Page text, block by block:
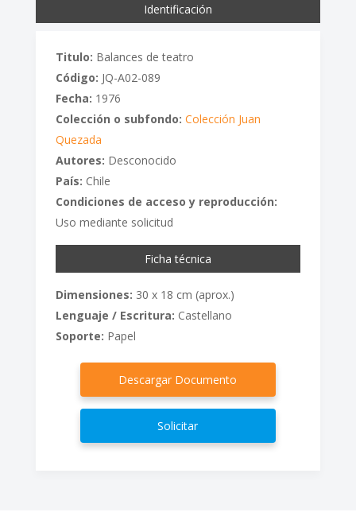
Identificación
Titulo: Balances de teatro
Código: JQ-A02-089
Fecha: 1976
Colección o subfondo: Colección Juan
Quezada
Autores: Desconocido
País: Chile
Condiciones de acceso y reproducción:
Uso mediante solicitud
Ficha técnica
Dimensiones: 30 x 18 cm (aprox.)
Lenguaje / Escritura: Castellano
Soporte: Papel
Descargar Documento
Solicitar